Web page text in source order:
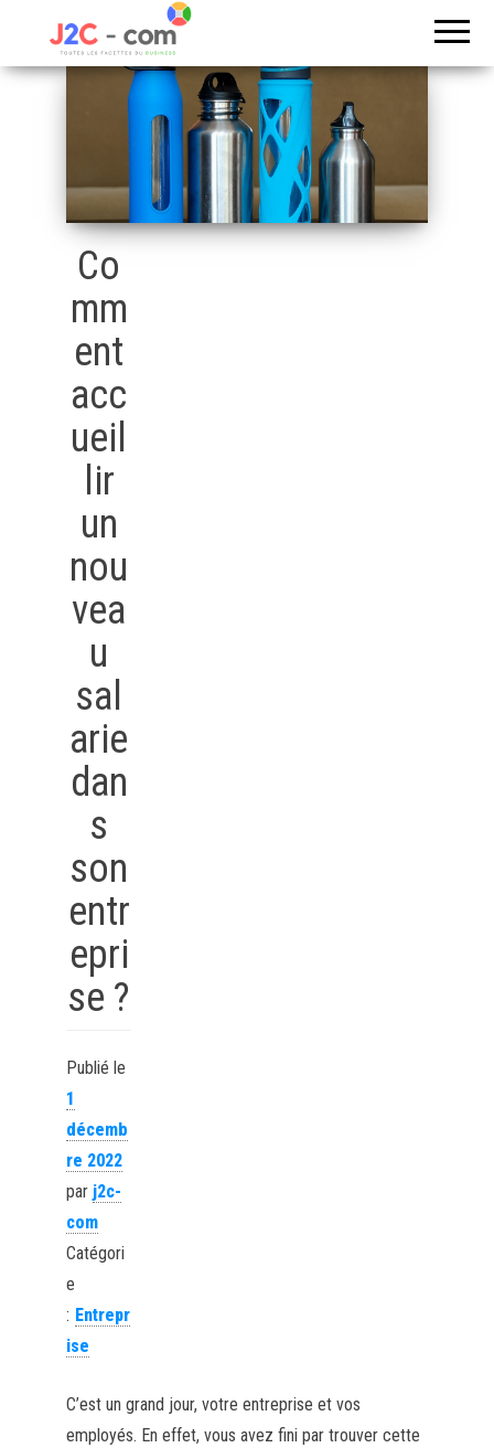
Co
mm
ent
acc
ueil
lir
un
nou
vea
u
sal
arie
dan
s
son
entr
epri
se ?
Publié le
1
décemb
re 2022
par j2c-
com
Catégori
e
: Entrepr
ise
C’est un grand jour, votre entreprise et vos
employés. En effet, vous avez fini par trouver cette